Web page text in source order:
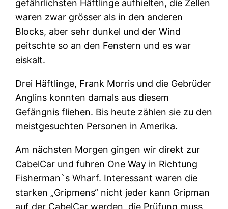
gefährlichsten Häftlinge aufhielten, die Zellen
waren zwar grösser als in den anderen
Blocks, aber sehr dunkel und der Wind
peitschte so an den Fenstern und es war
eiskalt.
Drei Häftlinge, Frank Morris und die Gebrüder
Anglins konnten damals aus diesem
Gefängnis fliehen. Bis heute zählen sie zu den
meistgesuchten Personen in Amerika.
Am nächsten Morgen gingen wir direkt zur
CabelCar und fuhren One Way in Richtung
Fisherman`s Wharf. Interessant waren die
starken „Gripmens“ nicht jeder kann Gripman
auf der CabelCar werden, die Prüfung muss